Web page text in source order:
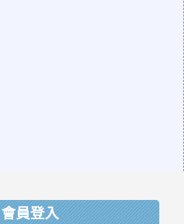
會員登入